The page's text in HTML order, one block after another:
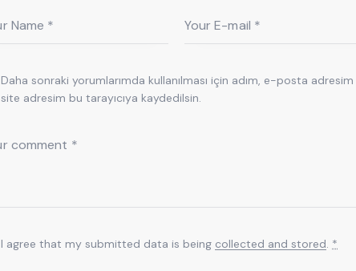
Daha sonraki yorumlarımda kullanılması için adım, e-posta
site adresim bu tarayıcıya kaydedilsin.
I agree that my submitted data is being collected and stored. *